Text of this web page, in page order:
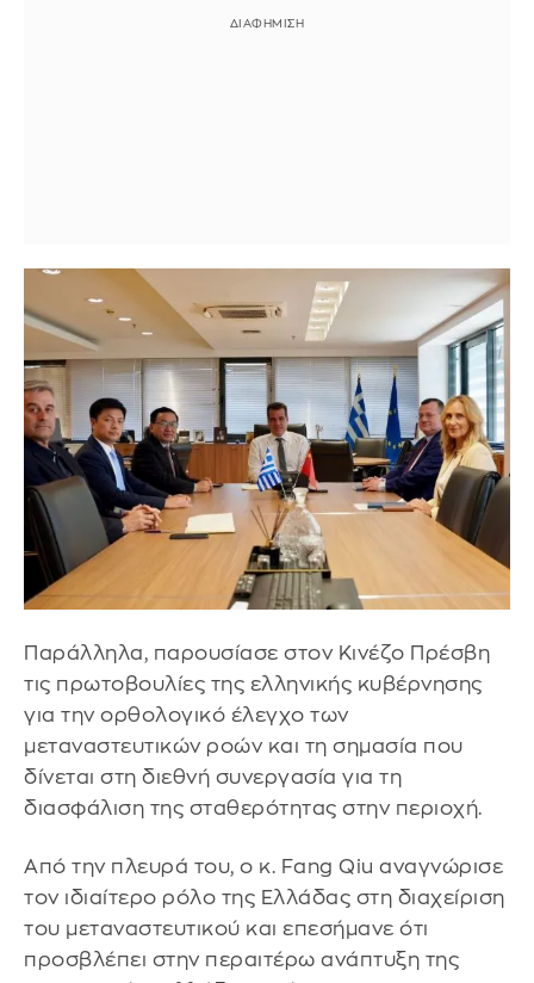
Παράλληλα, παρουσίασε στον Κινέζο Πρέσβη
τις πρωτοβουλίες της ελληνικής κυβέρνησης
για την ορθολογικό έλεγχο των
μεταναστευτικών ροών και τη σημασία που
δίνεται στη διεθνή συνεργασία για τη
διασφάλιση της σταθερότητας στην περιοχή.
Από την πλευρά του, ο κ. Fang Qiu αναγνώρισε
τον ιδιαίτερο ρόλο της Ελλάδας στη διαχείριση
του μεταναστευτικού και επεσήμανε ότι
προσβλέπει στην περαιτέρω ανάπτυξη της